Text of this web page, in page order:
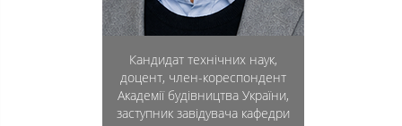
Кандидат технічних наук,
доцент, член-кореспондент
Академії будівництва України,
заступник завідувача кафедри